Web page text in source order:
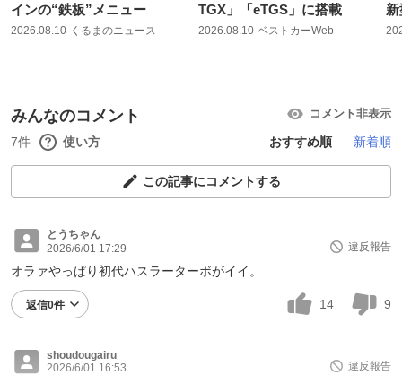
インの“鉄板”メニュー
2026.08.10 くるまのニュース
TGX」「eTGS」に搭載
2026.08.10 ベストカーWeb
みんなのコメント コメント非表示
7件 使い方 おすすめ順 新着順
この記事にコメントする
とうちゃん
2026/6/01 17:29
違反報告
オラァやっぱり初代ハスラーターボがイイ。
返信0件 14 9
shoudougairu
2026/6/01 16:53
違反報告